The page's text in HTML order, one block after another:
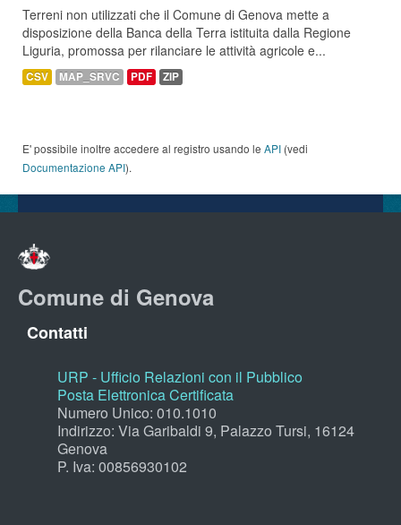
Terreni non utilizzati che il Comune di Genova mette a
disposizione della Banca della Terra istituita dalla Regione
Liguria, promossa per rilanciare le attività agricole e...
CSV MAP_SRVC PDF ZIP
E' possibile inoltre accedere al registro usando le API (vedi
Documentazione API).
Comune di Genova
Contatti
URP - Ufficio Relazioni con il Pubblico
Posta Elettronica Certificata
Numero Unico: 010.1010
Indirizzo: Via Garibaldi 9, Palazzo Tursi, 16124
Genova
P. Iva: 00856930102